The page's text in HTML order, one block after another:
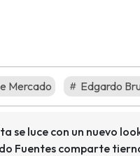
Mercado Edgardo
se luce con un nuevo
Fuentes comparte